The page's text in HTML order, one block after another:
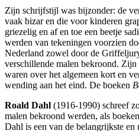
Zijn schrijfstijl was bijzonder: de
vaak bizar en die voor kinderen
griezelig en af en toe een beetje
werden van tekeningen voorzien
Nederland zowel door de
verschillende malen bekroond.
waren over het algemeen kort en
wending aan het eind. De boeken
Roald Dahl (1916-1990) schreef
malen bekroond werden, als
Dahl is een van de belangrijkste en